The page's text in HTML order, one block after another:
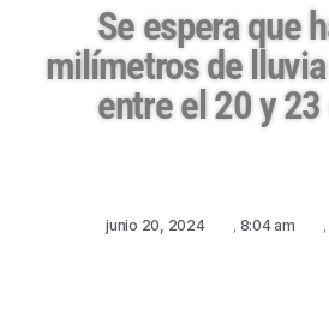
Se espera que
milímetros de
entre el 20 y
junio 20, 2024 8:04 am